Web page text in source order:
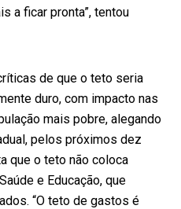
a ficar pronta”, tentou
de que o teto seria
duro, com impacto nas
mais pobre, alegando
pelos próximos dez
que o teto não coloca
e Educação, que
“O teto de gastos é